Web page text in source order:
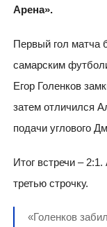
Арена».
Первый гол матча
самарским
Егор Голенков
затем отличился
подачи углового
Итог встречи –
третью строчку.
«Голенков